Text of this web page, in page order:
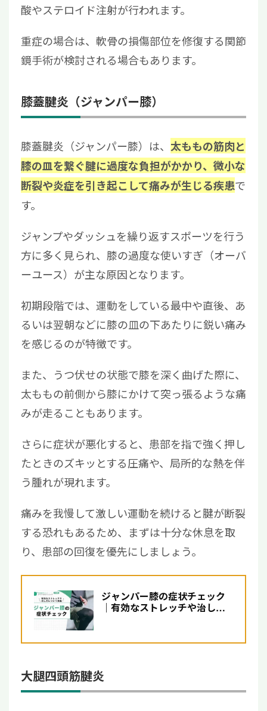
酸やステロイド注射が行われます。
重症の場合は、軟骨の損傷部位を修復する関節
鏡手術が検討される場合もあります。
膝蓋腱炎（ジャンパー膝）
膝蓋腱炎（ジャンパー膝）は、 太ももの筋肉と
膝の皿を繋ぐ腱に過度な負担がかかり、微小な
断裂や炎症を引き起こして痛みが生じる疾患で
す。
ジャンプやダッシュを繰り返すスポーツを行う
方に多く見られ、膝の過度な使いすぎ（オーバ
ーユース）が主な原因となります。
初期段階では、運動をしている最中や直後、あ
るいは翌朝などに膝の皿の下あたりに鋭い痛み
を感じるのが特徴です。
また、うつ伏せの状態で膝を深く曲げた際に、
太ももの前側から膝にかけて突っ張るような痛
みが走ることもあります。
さらに症状が悪化すると、患部を指で強く押し
たときのズキッとする圧痛や、局所的な熱を伴
う腫れが現れます。
痛みを我慢して激しい運動を続けると腱が断裂
する恐れもあるため、まずは十分な休息を取
り、患部の回復を優先にしましょう。
ジャンパー膝の症状チェック
｜有効なストレッチや治し方
大腿四頭筋腱炎